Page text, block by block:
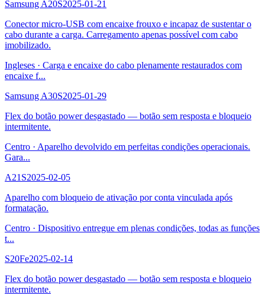
Samsung A20S2025-01-21
Conector micro-USB com encaixe frouxo e incapaz de sustentar o
cabo durante a carga. Carregamento apenas possível com cabo
imobilizado.
Ingleses · Carga e encaixe do cabo plenamente restaurados com
encaixe f...
Samsung A30S2025-01-29
Flex do botão power desgastado — botão sem resposta e bloqueio
intermitente.
Centro · Aparelho devolvido em perfeitas condições operacionais.
Gara...
A21S2025-02-05
Aparelho com bloqueio de ativação por conta vinculada após
formatação.
Centro · Dispositivo entregue em plenas condições, todas as funções
t...
S20Fe2025-02-14
Flex do botão power desgastado — botão sem resposta e bloqueio
intermitente.